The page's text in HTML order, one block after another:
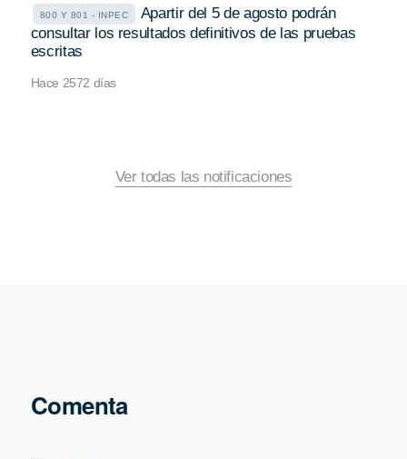
800 Y 801 - INPEC
Apartir del 5 de agosto podrán
consultar los resultados definitivos de las pruebas
escritas
Hace 2572 días
Ver todas las notificaciones
Comenta